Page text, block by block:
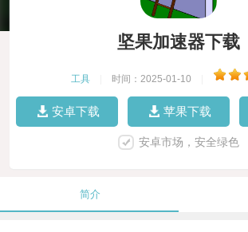
坚果加速器下载
工具 时间：2025-01-10
安卓下载 苹果下载
安卓市场，安全绿色
简介